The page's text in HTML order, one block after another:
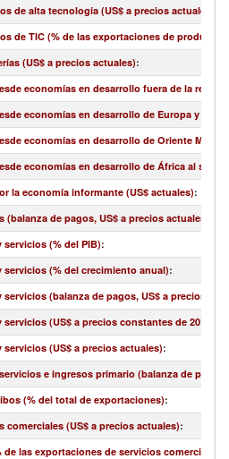
de alta tecnología (US$ a precios actuales)
de TIC (% de las exportaciones de productos)
(US$ a precios actuales):
economías en desarrollo fuera de la
economías en desarrollo de Europa y
economías en desarrollo de Oriente
economías en desarrollo de África al sur
la economía informante (US$ actuales):
de pagos, US$ a precios actuales)
(% del PIB):
(% del crecimiento anual):
(balanza de pagos, US$ a precios
(US$ a precios constantes de 2010)
(US$ a precios actuales):
e ingresos primario (balanza de
(% del total de exportaciones):
comerciales (US$ a precios actuales):
las exportaciones de servicios comerciales)